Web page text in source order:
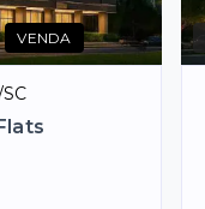
VENDA